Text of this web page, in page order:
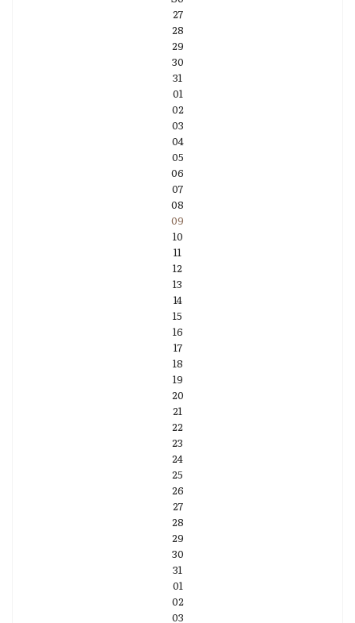
27
28
29
30
31
01
02
03
04
05
06
07
08
09
10
11
12
13
14
15
16
17
18
19
20
21
22
23
24
25
26
27
28
29
30
31
01
02
03